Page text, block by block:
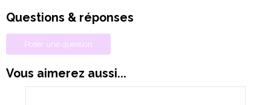
Questions & réponses
Poser une question
Vous aimerez aussi...